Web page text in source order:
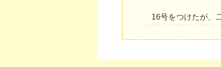
16号をつけたが、